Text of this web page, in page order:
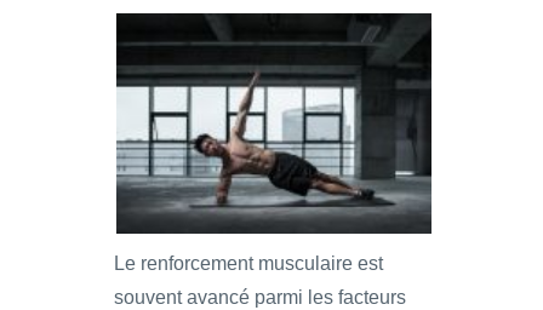
Le renforcement musculaire est
souvent avancé parmi les facteurs